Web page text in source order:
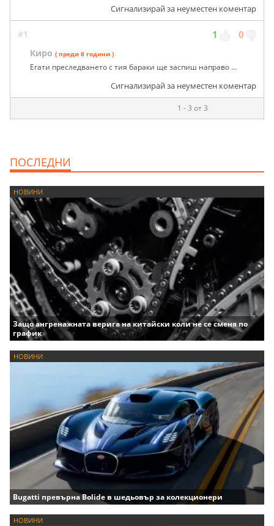
Сигнализирай за неуместен коментар
#1 1 0
Киро ( преди 6 години )
Егати преследването с тия бараки ще заспиш направо ...
Сигнализирай за неуместен коментар
1 - 3 от 3
ПОСЛЕДНИ
НОВИНИ
Защо ангренажната верига на китайски коли не се сменя по
график
НОВИНИ
Bugatti превърна Bolide в шедьовър за колекционери
НОВИНИ